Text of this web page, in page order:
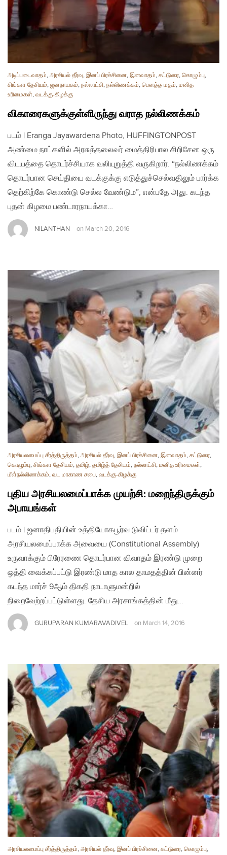
அடிப்படைவாதம், அரசியல் தீர்வு, இனப் பிரச்சினை, இனவாதம், கட்டுரை, கொழும்பு,
சிங்கள தேசியம், ஜனநாயகம், நல்லாட்சி, நல்லிணக்கம், பௌத்த மதம், மனித
உரிமைகள், வடக்கு-கிழக்கு
விகாரைகளுக்குள்ளிருந்து வராத நல்லிணக்கம்
படம் | Eranga Jayawardena Photo, HUFFINGTONPOST
அண்மை நாட்களில் அரசுத்தலைவர் மைத்திரிபால சிறிசேன ஒரு
விடயத்தை தொடர்ச்சியாக வலியுறுத்தி வருகிறார். “நல்லிணக்கம்
தொடர்பான செய்தியை வடக்குக்கு எடுத்துச்செல்வதிலும் பார்க்க
தெற்கிற்கே கொண்டு செல்ல வேண்டும”; என்பதே அது. கடந்த
புதன் கிழமை பண்டாரநாயக்கா…
NILANTHAN on March 20, 2016
அரசியலமைப்பு சீர்த்திருத்தம், அரசியல் தீர்வு, இனப் பிரச்சினை, இனவாதம், கட்டுரை,
கொழும்பு, சிங்கள தேசியம், தமிழ், தமிழ்த் தேசியம், நல்லாட்சி, மனித உரிமைகள்,
மீள்நல்லிணக்கம், வட மாகாண சபை, வடக்கு-கிழக்கு
புதிய அரசியலமைப்பாக்க முயற்சி: மறைந்திருக்கும்
அபாயங்கள்
படம் | ஜனாதிபதியின் உத்தியோகபூர்வ டுவிட்டர் தளம்
அரசியலமைப்பாக்க அவையை (Constitutional Assembly)
உருவாக்கும் பிரேரணை தொடர்பான விவாதம் இரண்டு முறை
ஒத்தி வைக்கப்பட்டு இரண்டு மாத கால தாமதத்தின் பின்னர்
கடந்த மார்ச் 9ஆம் திகதி நாடாளுமன்றில்
நிறைவேற்றப்பட்டுள்ளது. தேசிய அரசாங்கத்தின் மீது…
GURUPARAN KUMARAVADIVEL on March 14, 2016
அரசியலமைப்பு சீர்த்திருத்தம், அரசியல் தீர்வு, இனப் பிரச்சினை, கட்டுரை, கொழும்பு,